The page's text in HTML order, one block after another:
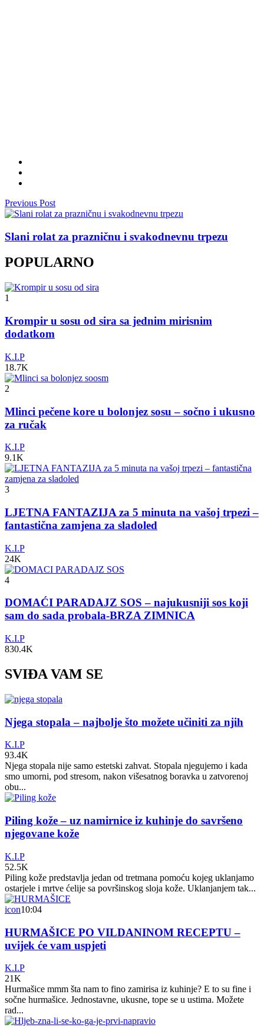
Previous Post
Slani rolat za prazničnu i svakodnevnu trpezu
POPULARNO
1
Krompir u sosu od sira sa jednim mirisnim
dodatkom
K.I.P
18.7K
2
Mlinci pečene kore u bolonjez sosu – sočno i ukusno
za ručak
K.I.P
9.1K
3
LJETNA FANTAZIJA za 5 minuta na vašoj trpezi –
fantastična zamjena za sladoled
K.I.P
24K
4
DOMAĆI PARADAJZ SOS – najukusniji sos koji
sam do sada probala-BRZA ZIMNICA
K.I.P
830.4K
SVIĐA VAM SE
Njega stopala – najbolje što možete učiniti za njih
K.I.P
93.4K
Njega stopala nije samo estetski zahvat. Stopala njegujemo i kada
smo umorni, pod stresom, nakon višesatnog boravka u zatvorenoj
obu...
Piling kože – uz namirnice iz kuhinje do savršeno
njegovane kože
K.I.P
52.5K
Piling kože predstavlja jedan od tretmana pomoću kojeg uklanjamo
ostarjele i mrtve ćelije sa površinskog sloja kože. Uklanjanjem tak...
icon10:04
HURMAŠICE PO VILDANINOM RECEPTU –
uvijek će vam uspjeti
K.I.P
21K
Hurmašice mmm šta nam to fino zamirisa iz kuhinje? E to su fine i
sočne hurmašice. Jednostavne, ukusne, tope se u ustima. Možete
rad...